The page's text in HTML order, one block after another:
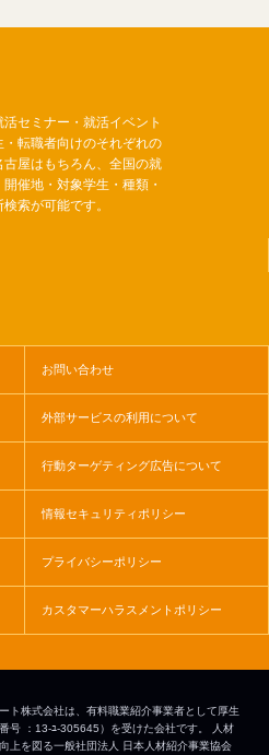
セミナー・就活イベント
転職者向けのそれぞれの
屋はもちろん、全国の就
催地・対象学生・種類・
索が可能です。
お問い合わせ
外部サービスの利用について
行動ターゲティング広告について
情報セキュリティポリシー
プライバシーポリシー
カスタマーハラスメントポリシー